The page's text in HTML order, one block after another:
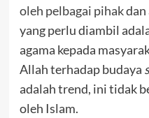
oleh pelbagai pihakdan
yang perlu diambil
agama kepada
Allah terhadap budaya
adalah trend, ini tidak
oleh Islam.